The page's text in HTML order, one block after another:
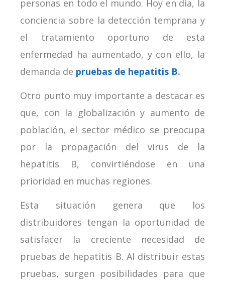
personas en todo el mundo. Hoy en día, la
conciencia sobre la detección temprana y
el tratamiento oportuno de esta
enfermedad ha aumentado, y con ello, la
demanda de pruebas de hepatitis B.
Otro punto muy importante a destacar es
que, con la globalización y aumento de
población, el sector médico se preocupa
por la propagación del virus de la
hepatitis B, convirtiéndose en una
prioridad en muchas regiones.
Esta situación genera que los
distribuidores tengan la oportunidad de
satisfacer la creciente necesidad de
pruebas de hepatitis B. Al distribuir estas
pruebas, surgen posibilidades para que